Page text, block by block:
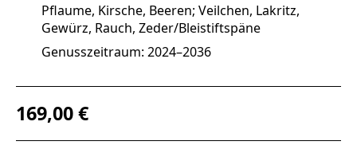
Pflaume, Kirsche, Beeren; Veilchen, Lakritz,
Gewürz, Rauch, Zeder/Bleistiftspäne
Genusszeitraum: 2024–2036
Regulärer Preis:
169,00 €